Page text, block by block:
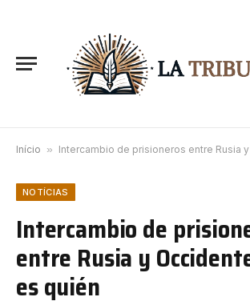
Início » Intercambio de prisioneros entre Rusia y
NOTÍCIAS
Intercambio de
entre Rusia y
es quién